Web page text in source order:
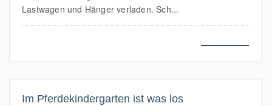
Lastwagen und Hänger verladen. Sch...
Im Pferdekindergarten ist was los